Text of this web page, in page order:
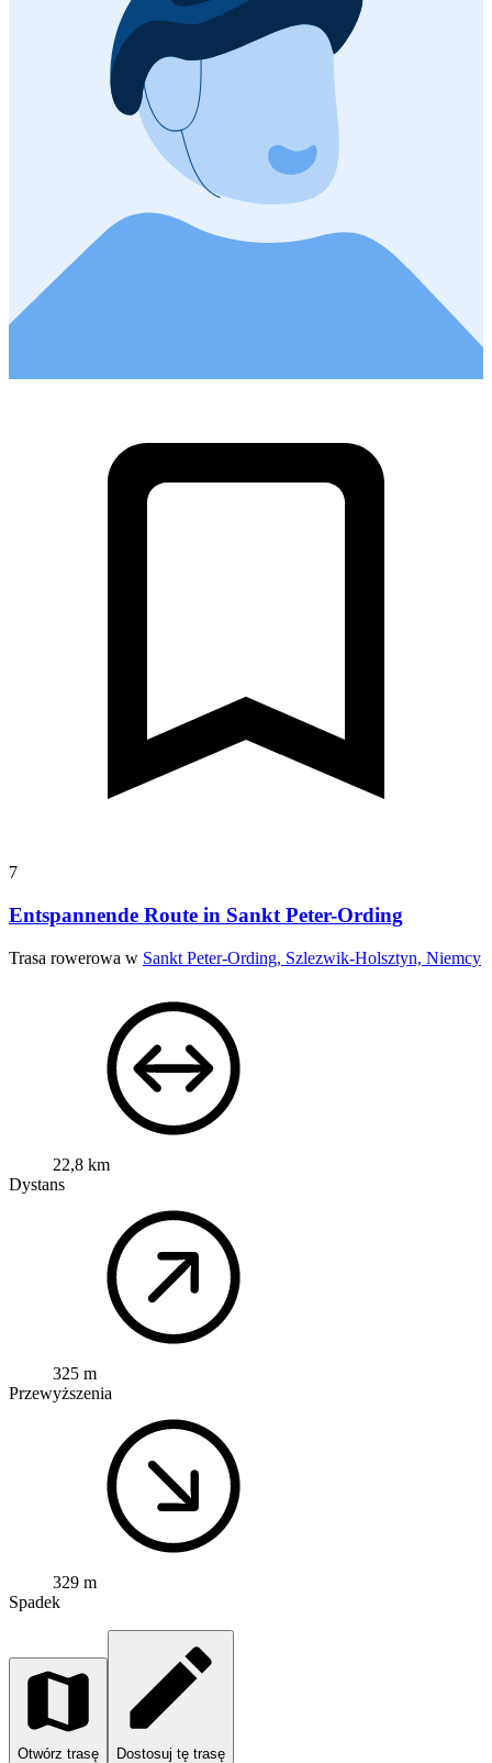
7
Entspannende Route in Sankt Peter-Ording
Trasa rowerowa w Sankt Peter-Ording, Szlezwik-Holsztyn, Niemcy
22,8 km
Dystans
325 m
Przewyższenia
329 m
Spadek
Otwórz trasę Dostosuj tę trasę